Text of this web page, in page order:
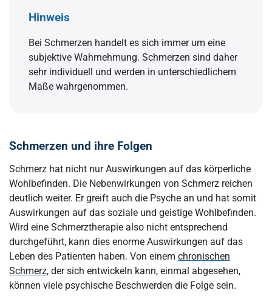
Hinweis
Bei Schmerzen handelt es sich immer um eine
subjektive Wahrnehmung. Schmerzen sind daher
sehr individuell und werden in unterschiedlichem
Maße wahrgenommen.
Schmerzen und ihre Folgen
Schmerz hat nicht nur Auswirkungen auf das körperliche
Wohlbefinden. Die Nebenwirkungen von Schmerz reichen
deutlich weiter. Er greift auch die Psyche an und hat somit
Auswirkungen auf das soziale und geistige Wohlbefinden.
Wird eine Schmerztherapie also nicht entsprechend
durchgeführt, kann dies enorme Auswirkungen auf das
Leben des Patienten haben. Von einem chronischen
Schmerz, der sich entwickeln kann, einmal abgesehen,
können viele psychische Beschwerden die Folge sein.